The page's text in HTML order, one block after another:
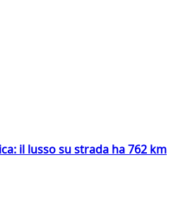
il lusso su strada ha 762 km